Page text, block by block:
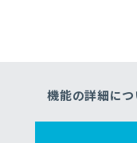
機能の詳細につ